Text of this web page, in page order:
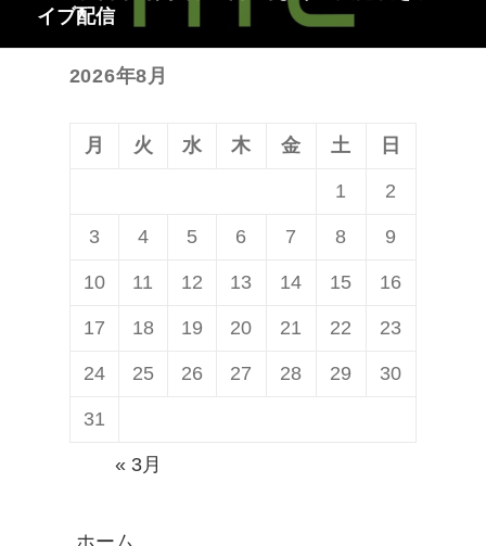
の
投
イブ配信
2026年8月
月 火 水 木 金 土 日
1 2
3 4 5 6 7 8 9
10 11 12 13 14 15 16
17 18 19 20 21 22 23
24 25 26 27 28 29 30
31
« 3月
ホーム